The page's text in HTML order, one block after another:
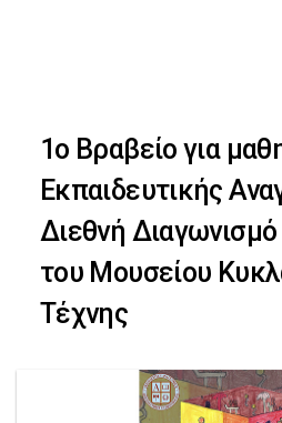
navigation
to
content
1ο Βραβείο για
Εκπαιδευτικής
Διεθνή
του Μουσείου
Τέχνης